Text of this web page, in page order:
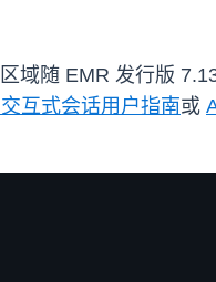
域随 EMR 发行版
互式会话用户指南或